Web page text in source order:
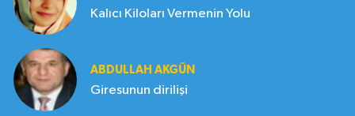
Kalıcı Kiloları Vermenin Yolu
ABDULLAH AKGÜN
Giresunun dirilişi